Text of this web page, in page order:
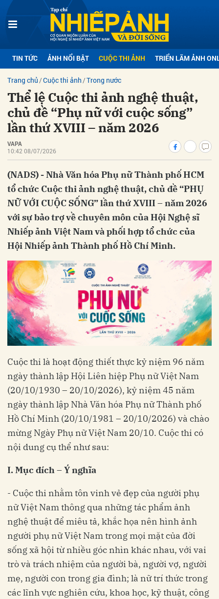
TIN TỨC ẢNH NỔI BẬT CUỘC THI ẢNH TRIỂN LÃM ẢNH
Trang chủ Cuộc thi ảnh Trong nước
Thể lệ Cuộc thi ảnh nghệ thuật,
chủ đề “Phụ nữ với cuộc sống”
lần thứ XVIII – năm 2026
VAPA
10:42 08/07/2026
(NADS) - Nhà Văn hóa Phụ nữ Thành phố HCM
tổ chức Cuộc thi ảnh nghệ thuật, chủ đề “PHỤ
NỮ VỚI CUỘC SỐNG” lần thứ XVIII – năm 2026
với sự bảo trợ về chuyên môn của Hội Nghệ sĩ
Nhiếp ảnh Việt Nam và phối hợp tổ chức của
Hội Nhiếp ảnh Thành phố Hồ Chí Minh.
Cuộc thi là hoạt động thiết thực kỷ niệm 96 năm
ngày thành lập Hội Liên hiệp Phụ nữ Việt Nam
(20/10/1930 – 20/10/2026), kỷ niệm 45 năm
ngày thành lập Nhà Văn hóa Phụ nữ Thành phố
Hồ Chí Minh (20/10/1981 – 20/10/2026) và chào
mừng Ngày Phụ nữ Việt Nam 20/10. Cuộc thi có
nội dung cụ thể như sau:
I. Mục đích – Ý nghĩa
- Cuộc thi nhằm tôn vinh vẻ đẹp của người phụ
nữ Việt Nam thông qua những tác phẩm ảnh
nghệ thuật để miêu tả, khắc họa nên hình ảnh
người phụ nữ Việt Nam trong mọi mặt của đời
sống xã hội từ nhiều góc nhìn khác nhau, với vai
trò và trách nhiệm của người bà, người vợ, người
mẹ, người con trong gia đình; là nữ trí thức trong
các lĩnh vực nghiên cứu, khoa học, kỹ thuật, công
luận
Hủy